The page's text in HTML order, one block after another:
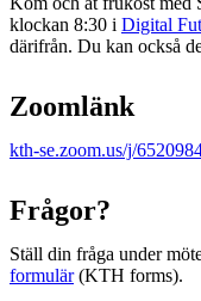
klockan 8:30 i Digital
därifrån. Du kan också
Zoomlänk
kth-se.zoom.us/j/
Frågor?
Ställ din fråga under
formulär(KTH forms).